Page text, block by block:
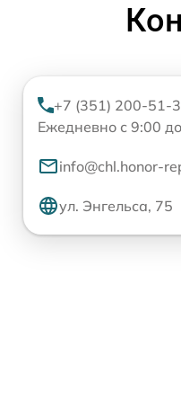
+7 (351) 200-51-
Ежедневно с 9:00
info@chl.honor-
ул. Энгельса, 75